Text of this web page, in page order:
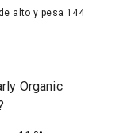
alto y pesa 144
Organic